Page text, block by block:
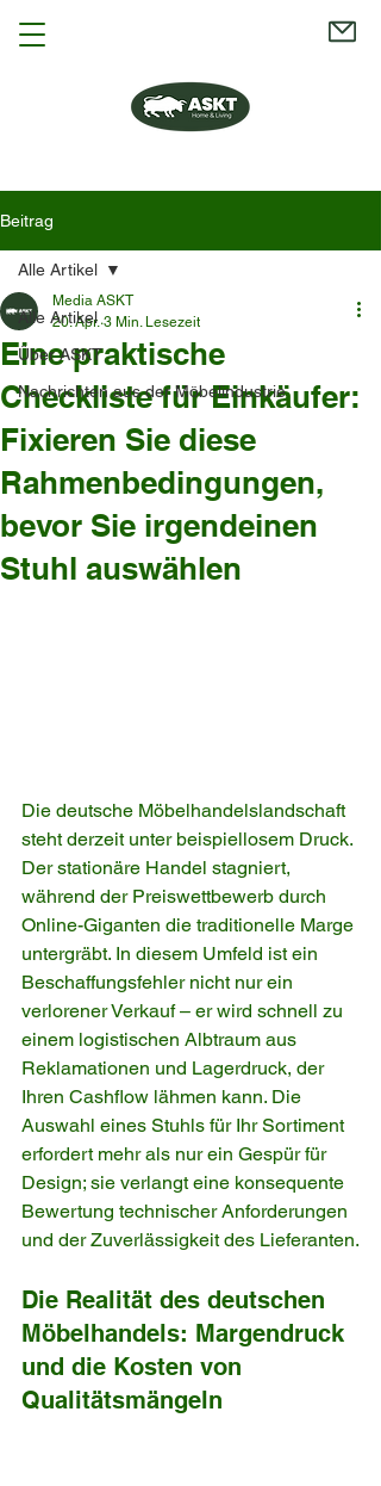
Beitrag
Alle Artikel
Über ASKT
Nachrichten aus der Möbelindustrie
Alle Artikel
Eine praktische
Checkliste für Einkäufer:
Fixieren Sie diese
Rahmenbedingungen,
bevor Sie irgendeinen
Stuhl auswählen
Media ASKT
20. Apr. 3 Min. Lesezeit
Die deutsche Möbelhandelslandschaft
steht derzeit unter beispiellosem Druck.
Der stationäre Handel stagniert,
während der Preiswettbewerb durch
Online-Giganten die traditionelle Marge
untergräbt. In diesem Umfeld ist ein
Beschaffungsfehler nicht nur ein
verlorener Verkauf – er wird schnell zu
einem logistischen Albtraum aus
Reklamationen und Lagerdruck, der
Ihren Cashflow lähmen kann. Die
Auswahl eines Stuhls für Ihr Sortiment
erfordert mehr als nur ein Gespür für
Design; sie verlangt eine konsequente
Bewertung technischer Anforderungen
und der Zuverlässigkeit des Lieferanten.
Die Realität des deutschen
Möbelhandels: Margendruck
und die Kosten von
Qualitätsmängeln